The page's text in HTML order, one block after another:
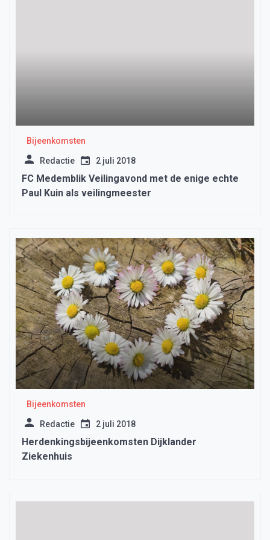
Bijeenkomsten
Redactie 2 juli 2018
FC Medemblik Veilingavond met de enige echte
Paul Kuin als veilingmeester
Bijeenkomsten
Redactie 2 juli 2018
Herdenkingsbijeenkomsten Dijklander
Ziekenhuis